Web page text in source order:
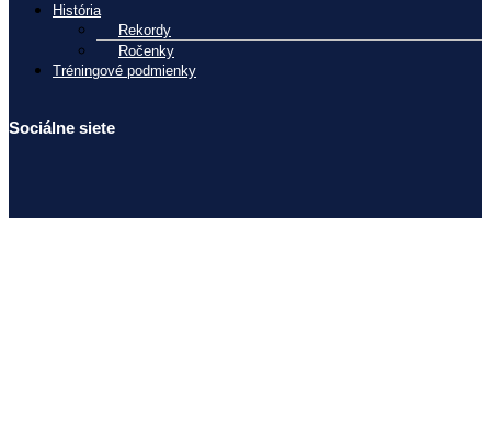
História
Rekordy
Ročenky
Tréningové podmienky
Sociálne siete